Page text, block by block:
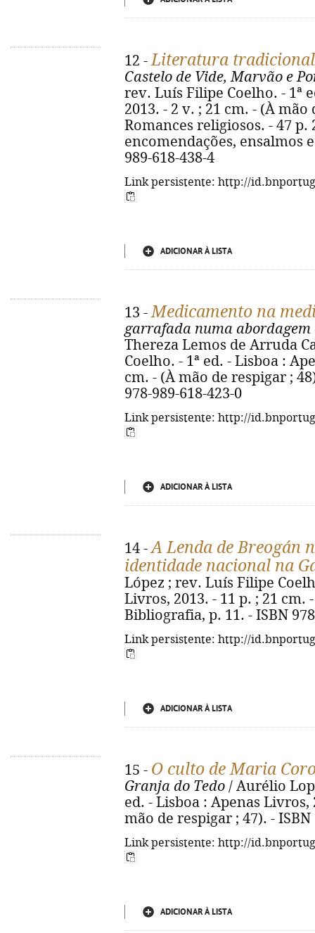
12 -Literatura tradicional
Castelo de Vide, Marvão e
rev. Luís Filipe Coelho. - 1ª
2013. - 2 v. ; 21 cm. - (À mão
Romances religiosos. - 47 p.
encomendações, ensalmos
989-618-438-4
Link persistente: http://
ADICIONAR À LISTA
13 -Medicamento na
garrafada numa
Thereza Lemos de Arruda
Coelho. - 1ª ed. - Lisboa :
cm. - (À mão de respigar ;
978-989-618-423-0
Link persistente: http://
ADICIONAR À LISTA
14 -A Lenda de Breogán
identidade nacional na
López ; rev. Luís Filipe
Livros, 2013. - 11 p. ; 21 cm.
Bibliografia, p. 11. - ISBN
Link persistente: http://
ADICIONAR À LISTA
15 - O culto de Maria
Granja do Tedo / Aurélio
ed. - Lisboa : Apenas Livros,
mão de respigar ; 47). - ISBN
Link persistente: http://
ADICIONAR À LISTA